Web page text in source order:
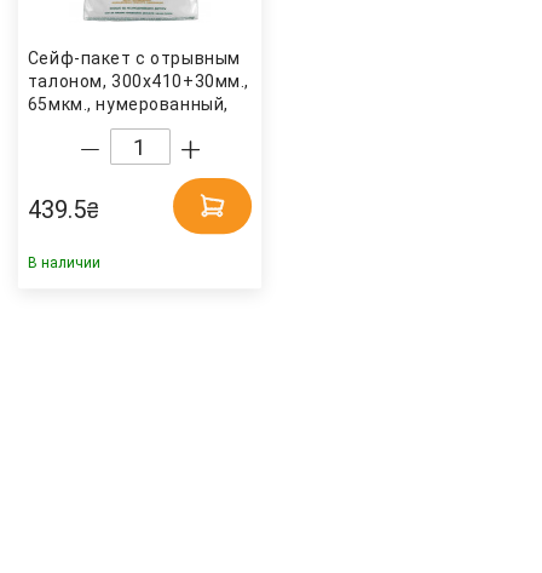
Сейф-пакет с отрывным
талоном, 300х410+30мм.,
65мкм., нумерованный,
окно для сопр. докум,
50шт/уп. Украина
439.5₴
В наличии